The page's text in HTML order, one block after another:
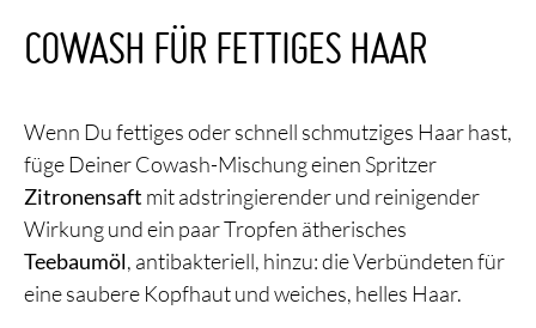
COWASH FÜR FETTIGES HAAR
Wenn Du fettiges oder schnell schmutziges Haar hast,
füge Deiner Cowash-Mischung einen Spritzer
Zitronensaft mit adstringierender und reinigender
Wirkung und ein paar Tropfen ätherisches
Teebaumöl, antibakteriell, hinzu: die Verbündeten für
eine saubere Kopfhaut und weiches, helles Haar.